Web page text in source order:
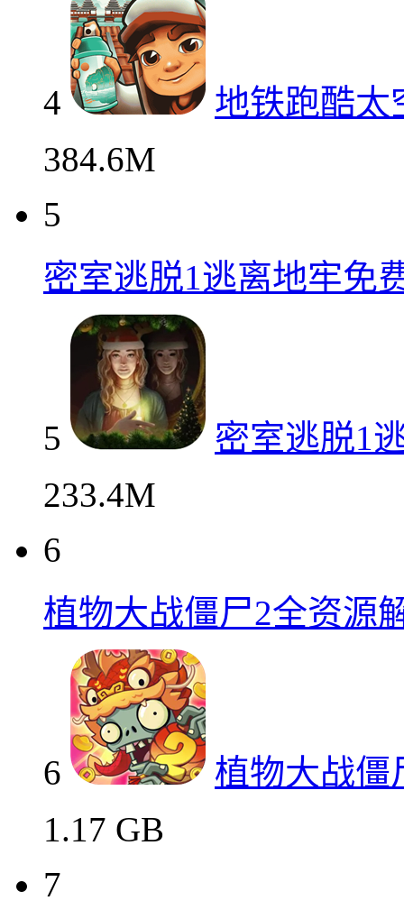
4
地铁跑酷太
384.6M
5
密室逃脱1逃离地牢免
5
密室逃脱1
233.4M
6
植物大战僵尸2全资源
6
植物大战僵
1.17 GB
7